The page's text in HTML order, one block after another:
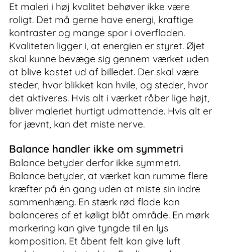
Et maleri i høj kvalitet behøver ikke være
roligt. Det må gerne have energi, kraftige
kontraster og mange spor i overfladen.
Kvaliteten ligger i, at energien er styret. Øjet
skal kunne bevæge sig gennem værket uden
at blive kastet ud af billedet. Der skal være
steder, hvor blikket kan hvile, og steder, hvor
det aktiveres. Hvis alt i værket råber lige højt,
bliver maleriet hurtigt udmattende. Hvis alt er
for jævnt, kan det miste nerve.
Balance handler ikke om symmetri
Balance betyder derfor ikke symmetri.
Balance betyder, at værket kan rumme flere
kræfter på én gang uden at miste sin indre
sammenhæng. En stærk rød flade kan
balanceres af et køligt blåt område. En mørk
markering kan give tyngde til en lys
komposition. Et åbent felt kan give luft